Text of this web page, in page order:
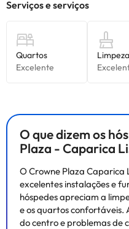
O que dizem os
Plaza - Caparica
O Crowne Plaza Caparica
excelentes instalações e
hóspedes apreciam a
e os quartos confortáveis.
do centro e problemas de